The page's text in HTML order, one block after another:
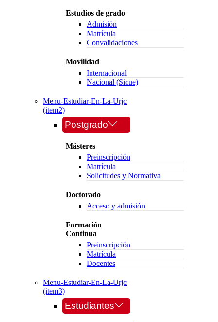
Estudios de grado
Admisión
Matrícula
Convalidaciones
Movilidad
Internacional
Nacional (Sicue)
Menu-Estudiar-En-La-Urjc
(item2)
Postgrado
Másteres
Preinscripción
Matrícula
Solicitudes y Normativa
Doctorado
Acceso y admisión
Formación
Continua
Preinscripción
Matrícula
Docentes
Menu-Estudiar-En-La-Urjc
(item3)
Estudiantes